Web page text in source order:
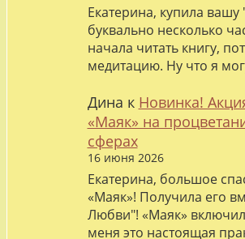
Екатерина, купила
буквально несколько
начала читать книгу,
медитацию. Ну что я
Дина к Новинка!
«Маяк» на
сферах
16 июня 2026
Екатерина, большое
«Маяк»! Получила его
Любви"! «Маяк»
меня это настоящая